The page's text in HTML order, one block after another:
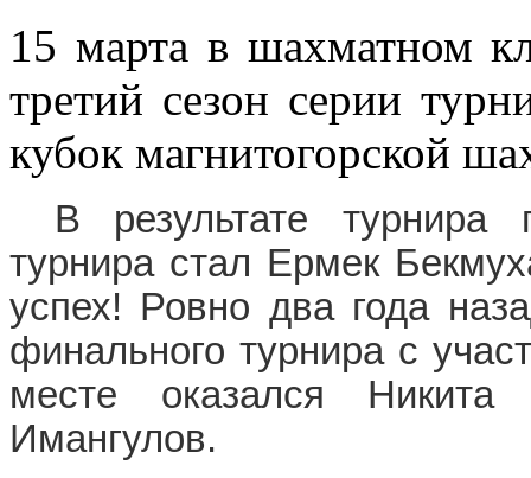
15 марта в шахматном
третий сезон серии
кубок магнитогорской
В результате турнира
турнира стал Ермек
успех! Ровно два года
финального турнира с
месте оказался
Имангулов.